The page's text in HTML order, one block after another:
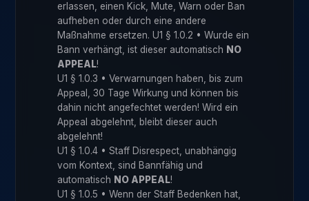
erlassen, einen Kick, Mute, Warn oder Ban
aufheben oder durch eine andere
Maßnahme ersetzen. U1 § 1.0.2 • Wurde ein
Bann verhängt, ist dieser automatisch NO
APPEAL!
U1 § 1.0.3 • Verwarnungen haben, bis zum
Appeal, 30 Tage Wirkung und können bis
dahin nicht angefechtet werden! Wird ein
Appeal abgelehnt, bleibt dieser auch
abgelehnt!
U1 § 1.0.4 • Staff Disrespect, unabhängig
vom Kontext, sind Bannfähig und
automatisch NO APPEAL!
U1 § 1.0.5 • Wenn der Staff Bedenken hat,